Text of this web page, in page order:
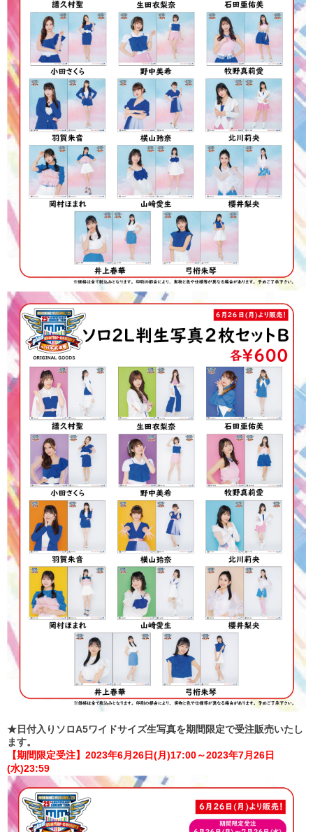
★日付入りソロA5ワイドサイズ生写真を期間限定で受注販売いたし
ます。
【期間限定受注】2023年6月26日(月)17:00～2023年7月26日
(水)23:59